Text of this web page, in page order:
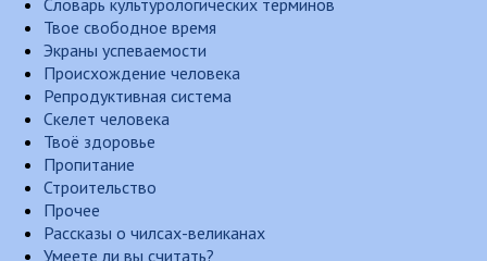
Словарь культурологических терминов
Твое свободное время
Экраны успеваемости
Происхождение человека
Репродуктивная система
Скелет человека
Твоё здоровье
Пропитание
Строительство
Прочее
Рассказы о чилсах-великанах
Умеете ли вы считать?